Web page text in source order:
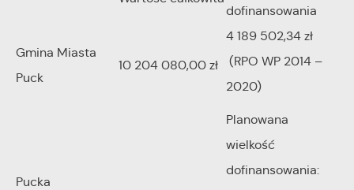
dofinansowania
Gmina Miasta
Puck
10 204 080,00 zł
4 189 502,34 zł
(RPO WP 2014 –
2020)
Pucka
Planowana
wielkość
dofinansowania: